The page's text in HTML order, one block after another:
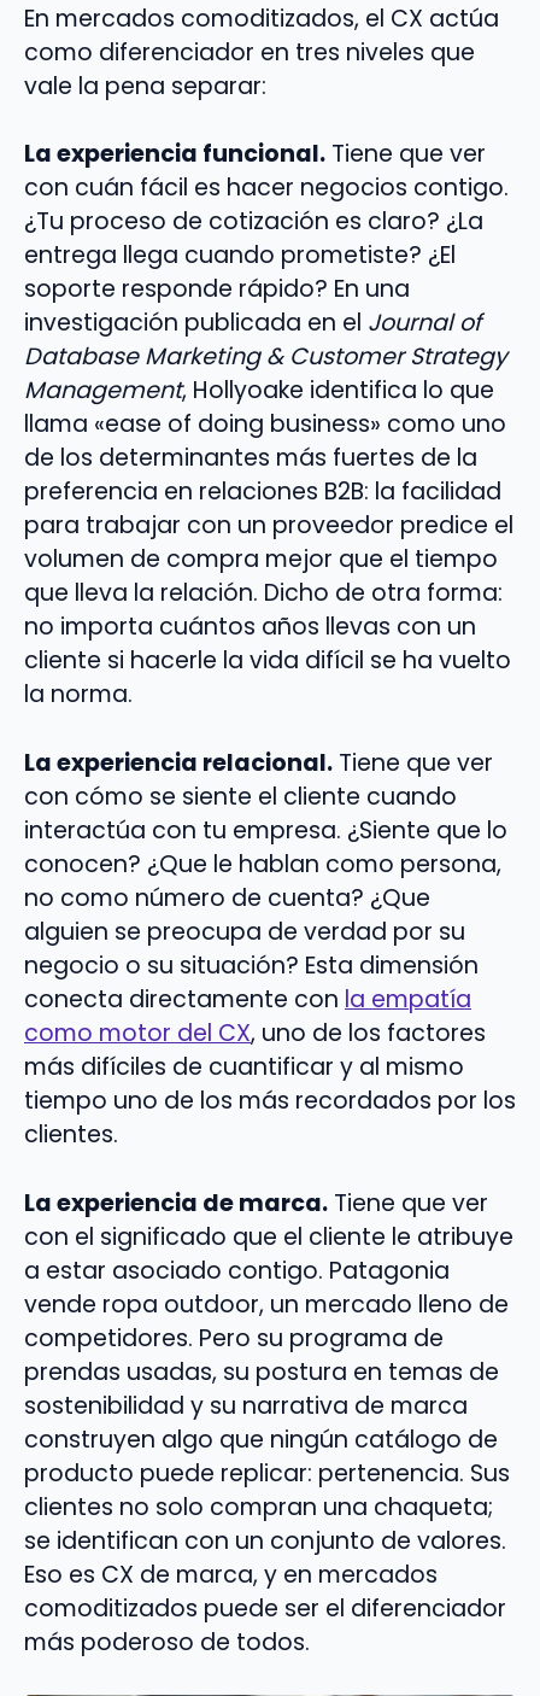
En mercados comoditizados, el CX actúa
como diferenciador en tres niveles que
vale la pena separar:
La experiencia funcional. Tiene que ver
con cuán fácil es hacer negocios contigo.
¿Tu proceso de cotización es claro? ¿La
entrega llega cuando prometiste? ¿El
soporte responde rápido? En una
investigación publicada en el Journal of
Database Marketing & Customer Strategy
Management, Hollyoake identifica lo que
llama «ease of doing business» como uno
de los determinantes más fuertes de la
preferencia en relaciones B2B: la facilidad
para trabajar con un proveedor predice el
volumen de compra mejor que el tiempo
que lleva la relación. Dicho de otra forma:
no importa cuántos años llevas con un
cliente si hacerle la vida difícil se ha vuelto
la norma.
La experiencia relacional. Tiene que ver
con cómo se siente el cliente cuando
interactúa con tu empresa. ¿Siente que lo
conocen? ¿Que le hablan como persona,
no como número de cuenta? ¿Que
alguien se preocupa de verdad por su
negocio o su situación? Esta dimensión
conecta directamente con la empatía
como motor del CX, uno de los factores
más difíciles de cuantificar y al mismo
tiempo uno de los más recordados por los
clientes.
La experiencia de marca. Tiene que ver
con el significado que el cliente le atribuye
a estar asociado contigo. Patagonia
vende ropa outdoor, un mercado lleno de
competidores. Pero su programa de
prendas usadas, su postura en temas de
sostenibilidad y su narrativa de marca
construyen algo que ningún catálogo de
producto puede replicar: pertenencia. Sus
clientes no solo compran una chaqueta;
se identifican con un conjunto de valores.
Eso es CX de marca, y en mercados
comoditizados puede ser el diferenciador
más poderoso de todos.